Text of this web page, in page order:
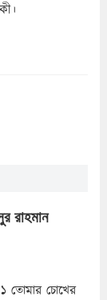
রাহমান
তোমার চোখের